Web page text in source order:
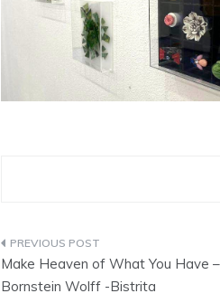
Post
navigation
Make Heaven of What You Have
Bornstein Wolff -Bistrita